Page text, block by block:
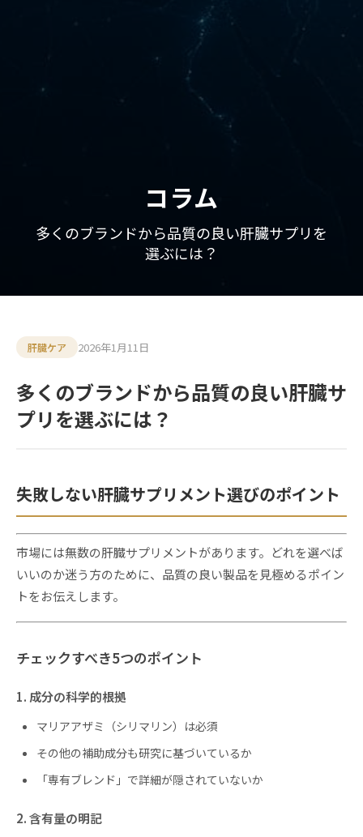
コラム
多くのブランドから品質の良い肝臓サプリを
選ぶには？
肝臓ケア 2026年1月11日
多くのブランドから品質の良い肝臓サ
プリを選ぶには？
失敗しない肝臓サプリメント選びのポイント
市場には無数の肝臓サプリメントがあります。どれを選べば
いいのか迷う方のために、品質の良い製品を見極めるポイン
トをお伝えします。
チェックすべき5つのポイント
1. 成分の科学的根拠
マリアアザミ（シリマリン）は必須
その他の補助成分も研究に基づいているか
「専有ブレンド」で詳細が隠されていないか
2. 含有量の明記